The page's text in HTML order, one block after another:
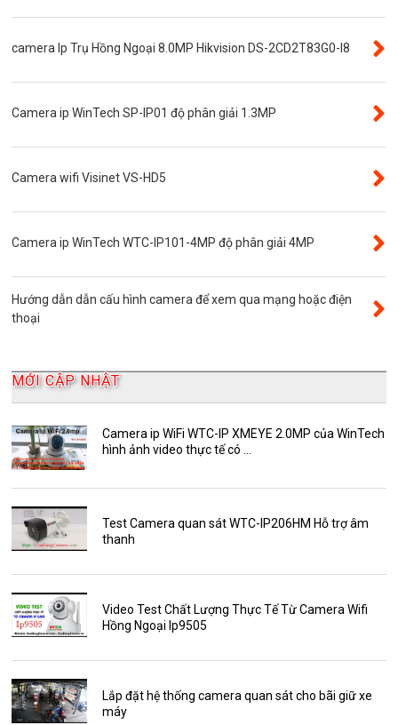
Đầu ghi camera ip
Giới thiệu
VR Camera
YooSee
AKwell
Bảng Báo Giá AKwell
Bộ Camera Quan sát
Camera Zoom
HDParagon
Phụ Kiện Điện Thoại AKwell
Pin Sạc dự phòng AKwell
Thông báo
Thẻ nhớ 16GB
Thẻ nhớ 32GB
Thẻ nhớ 64GB
Thẻ nhớ AKwell
Thủ thuật
camera Ip Trụ Hồng Ngoại 8.0MP Hikvision DS-2CD2T83G0-I8
Camera ip WinTech SP-IP01 độ phân giải 1.3MP
Camera wifi Visinet VS-HD5
Camera ip WinTech WTC-IP101-4MP độ phân giải 4MP
Hướng dẫn dẫn cấu hình camera để xem qua mạng hoặc điện
thoại
MỚI CẬP NHẬT
Camera ip WiFi WTC-IP XMEYE 2.0MP của WinTech
hình ảnh video thực tế có ...
Test Camera quan sát WTC-IP206HM Hỗ trợ âm
thanh
Video Test Chất Lượng Thực Tế Từ Camera Wifi
Hồng Ngoại Ip9505
Lắp đặt hệ thống camera quan sát cho bãi giữ xe
máy